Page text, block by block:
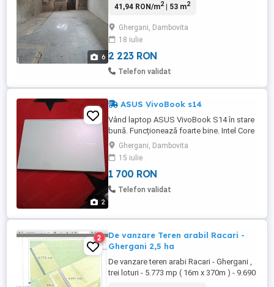
6
suprafața de 53 mp, situat stradal pe
Ghergani, județul Dâmbovița. Avantaje: -
Vizibilitate foarte bună la șoseaua
principală; - Acces direct ...
41,94 RON/m2| 53 m2
Ghergani, Dambovita
18 iulie
2 223 RON
Telefon validat
2
ASUS VivoBook s14
Vând laptop ASUS VivoBook S14 în stare
bună. Funcționează foarte bine. Intel Core
i5-1135G7 8 GB RAM SSD 256 GB Ecran
14" Intel Iris Xe Graphics Laptopul are
zgârieturi pe partea de jos, dar
funcționează fără probleme. Se vinde fără
încărcător.
Ghergani, Dambovita
15 iulie
1 700 RON
Telefon validat
2
De vanzare Teren arabil Racari -
Ghergani 2,5 ha
De vanzare teren arabi Racari - Ghergani ,
trei loturi - 5.773 mp ( 16m x 370m ) - 9.690